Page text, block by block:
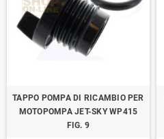
TAPPO POMPA DI RICAMBIO PER
MOTOPOMPA JET-SKY WP415
FIG. 9